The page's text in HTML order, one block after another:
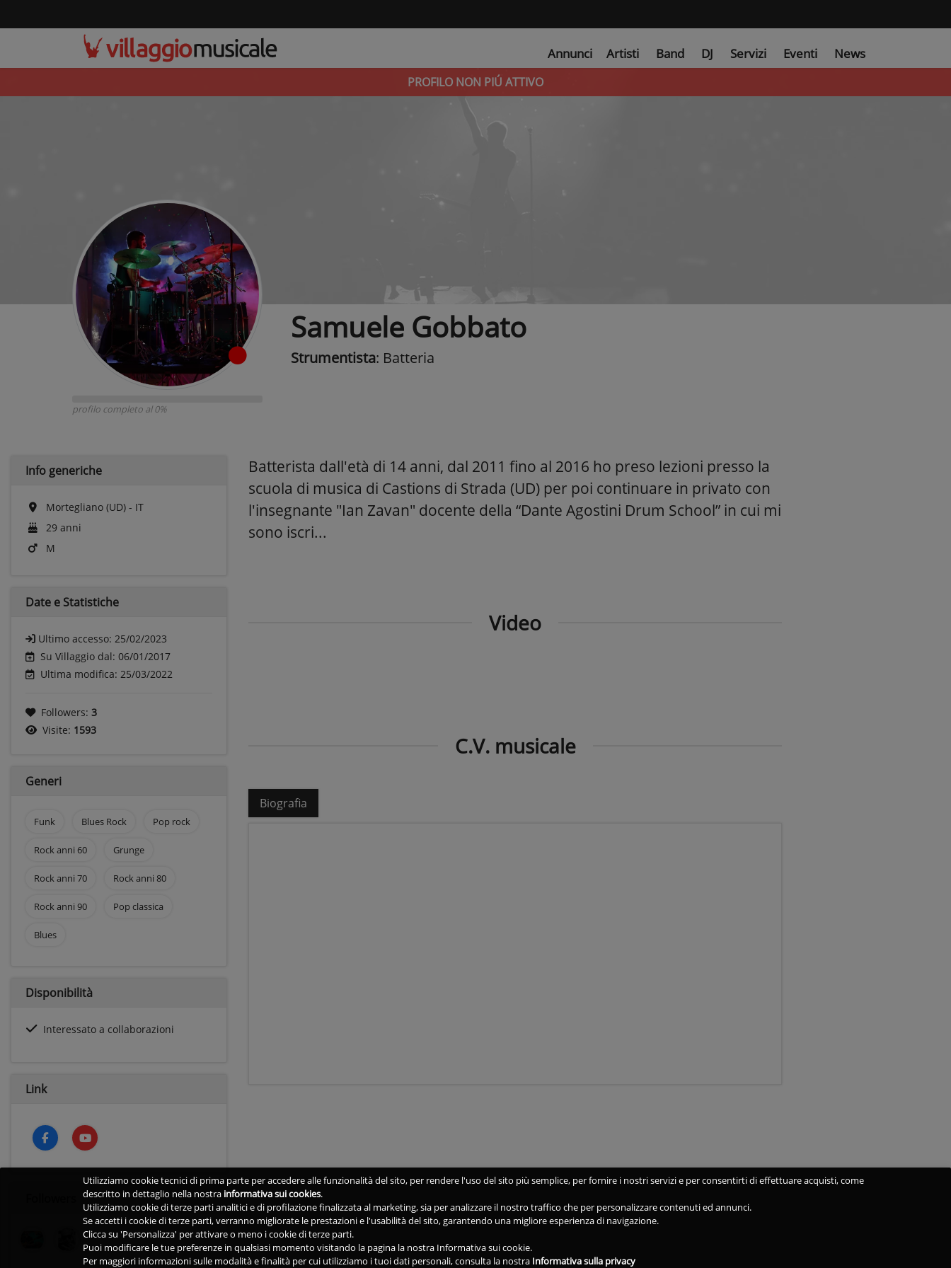
Annunci Artisti Band DJ Servizi Eventi News
PROFILO NON PIÚ ATTIVO
profilo completo al 0%
Samuele Gobbato
Strumentista: Batteria
Info generiche
Mortegliano (UD) - IT
29 anni
M
Date e Statistiche
Ultimo accesso: 25/02/2023
Su Villaggio dal: 06/01/2017
Ultima modifica: 25/03/2022
Followers: 3
Visite: 1593
Generi
Funk Blues Rock Pop rock
Rock anni 60 Grunge
Rock anni 70 Rock anni 80
Rock anni 90 Pop classica
Blues
Disponibilità
Interessato a collaborazioni
Link
Batterista dall'età di 14 anni, dal 2011 fino al 2016 ho preso lezioni presso la
scuola di musica di Castions di Strada (UD) per poi continuare in privato con
l'insegnante "Ian Zavan" docente della “Dante Agostini Drum School” in cui mi
sono iscri...
Video
C.V. musicale
Biografia
Utilizziamo cookie tecnici di prima parte per accedere alle funzionalità del sito, per rendere l'uso del sito più semplice, per fornire i nostri servizi e per consentirti di effettuare acquisti, come
descritto in dettaglio nella nostra informativa sui cookies.
Utilizziamo cookie di terze parti analitici e di profilazione finalizzata al marketing, sia per analizzare il nostro traffico che per personalizzare contenuti ed annunci.
Se accetti i cookie di terze parti, verranno migliorate le prestazioni e l'usabilità del sito, garantendo una migliore esperienza di navigazione.
Clicca su 'Personalizza' per attivare o meno i cookie di terze parti.
Puoi modificare le tue preferenze in qualsiasi momento visitando la pagina la nostra Informativa sui cookie.
Per maggiori informazioni sulle modalità e finalità per cui utilizziamo i tuoi dati personali, consulta la nostra Informativa sulla privacy